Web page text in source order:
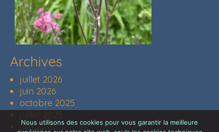
Archives
juillet 2026
juin 2026
octobre 2025
juillet 2025
juin 2025
Nous utilisons des cookies pour vous garantir la meilleure